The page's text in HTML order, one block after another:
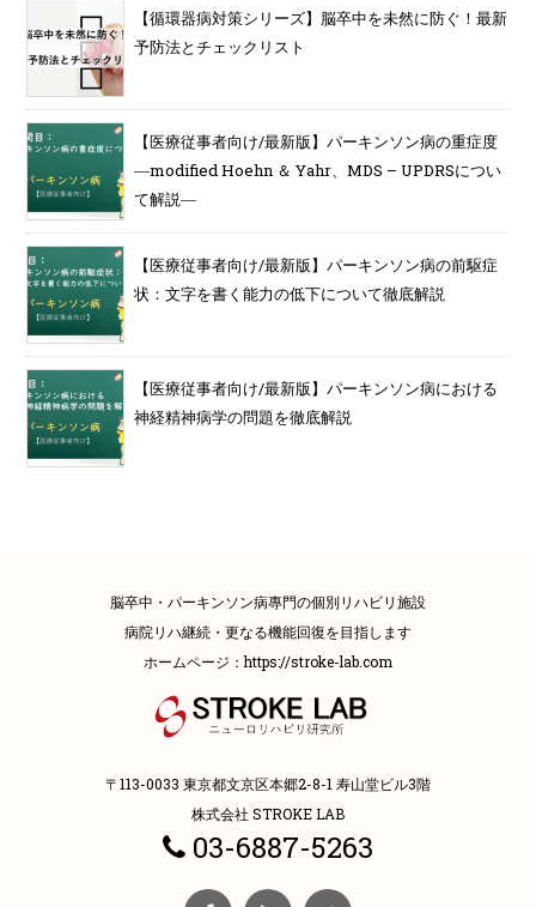
【循環器病対策シリーズ】脳卒中を未然に防ぐ！最新
予防法とチェックリスト
【医療従事者向け/最新版】パーキンソン病の重症度
―modified Hoehn ＆ Yahr、MDS – UPDRSについ
て解説―
【医療従事者向け/最新版】パーキンソン病の前駆症
状：文字を書く能力の低下について徹底解説
【医療従事者向け/最新版】パーキンソン病における
神経精神病学の問題を徹底解説
脳卒中・パーキンソン病專門の個別リハビリ施設
病院リハ継続・更なる機能回復を目指します
ホームページ：https://stroke-lab.com
〒113-0033 東京都文京区本郷2-8-1 寿山堂ビル3階
株式会社 STROKE LAB
03-6887-5263